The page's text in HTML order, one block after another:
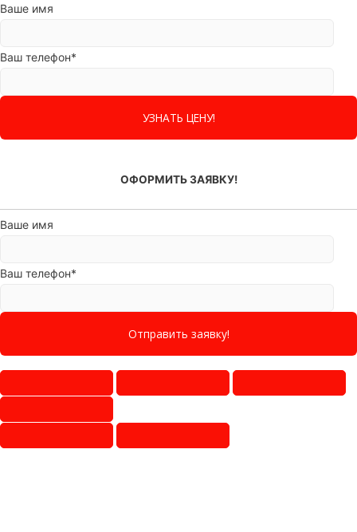
Ваше имя
Ваш телефон*
ОФОРМИТЬ ЗАЯВКУ!
Ваше имя
Ваш телефон*